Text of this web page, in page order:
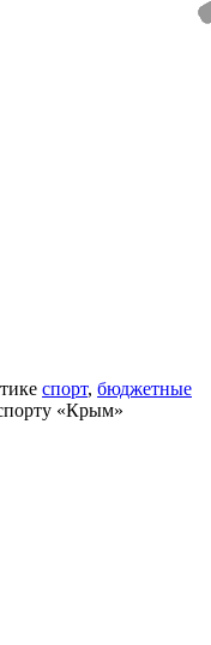
спорт, бюджетные
«Крым»